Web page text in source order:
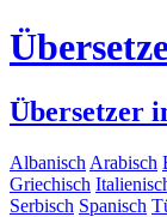
Übersetzer
Albanisch Arabisch
Griechisch
Serbisch Spanisch